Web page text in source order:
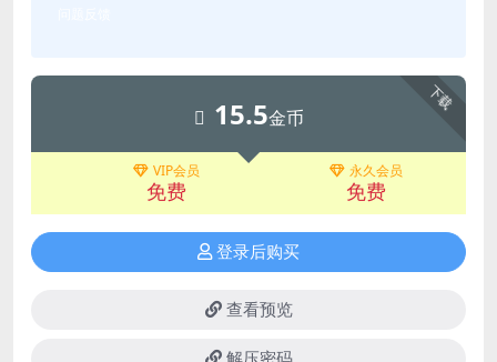
下载
15.5金币
VIP会员
免费
永久会员
免费
登录后购买
查看预览
解压密码